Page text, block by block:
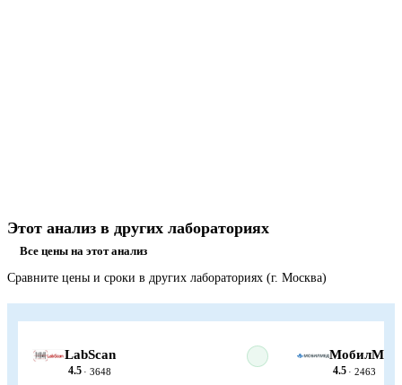
Этот анализ в других лабораториях
Все цены на этот анализ
Сравните цены и сроки в других лабораториях (г. Москва)
LabScan
4.5 · 3648
МобилМед
4.5 · 2463